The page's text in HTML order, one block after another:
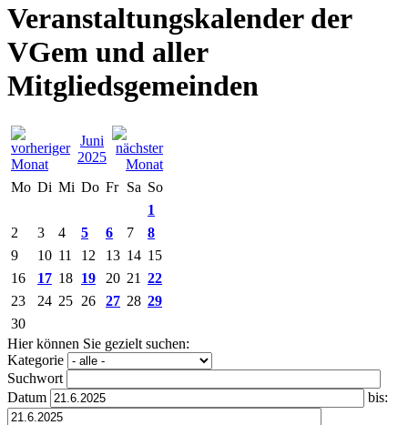
Veranstaltungskalender der
VGem und aller
Mitgliedsgemeinden
Juni
2025
Mo Di Mi Do Fr Sa So
1
2
3 4 5 6 7
8
9
10 11 12 13 14 15
16
17 18 19 20 21 22
23
24 25 26 27 28 29
30
Hier können Sie gezielt suchen:
Kategorie
Suchwort
Datum
bis: